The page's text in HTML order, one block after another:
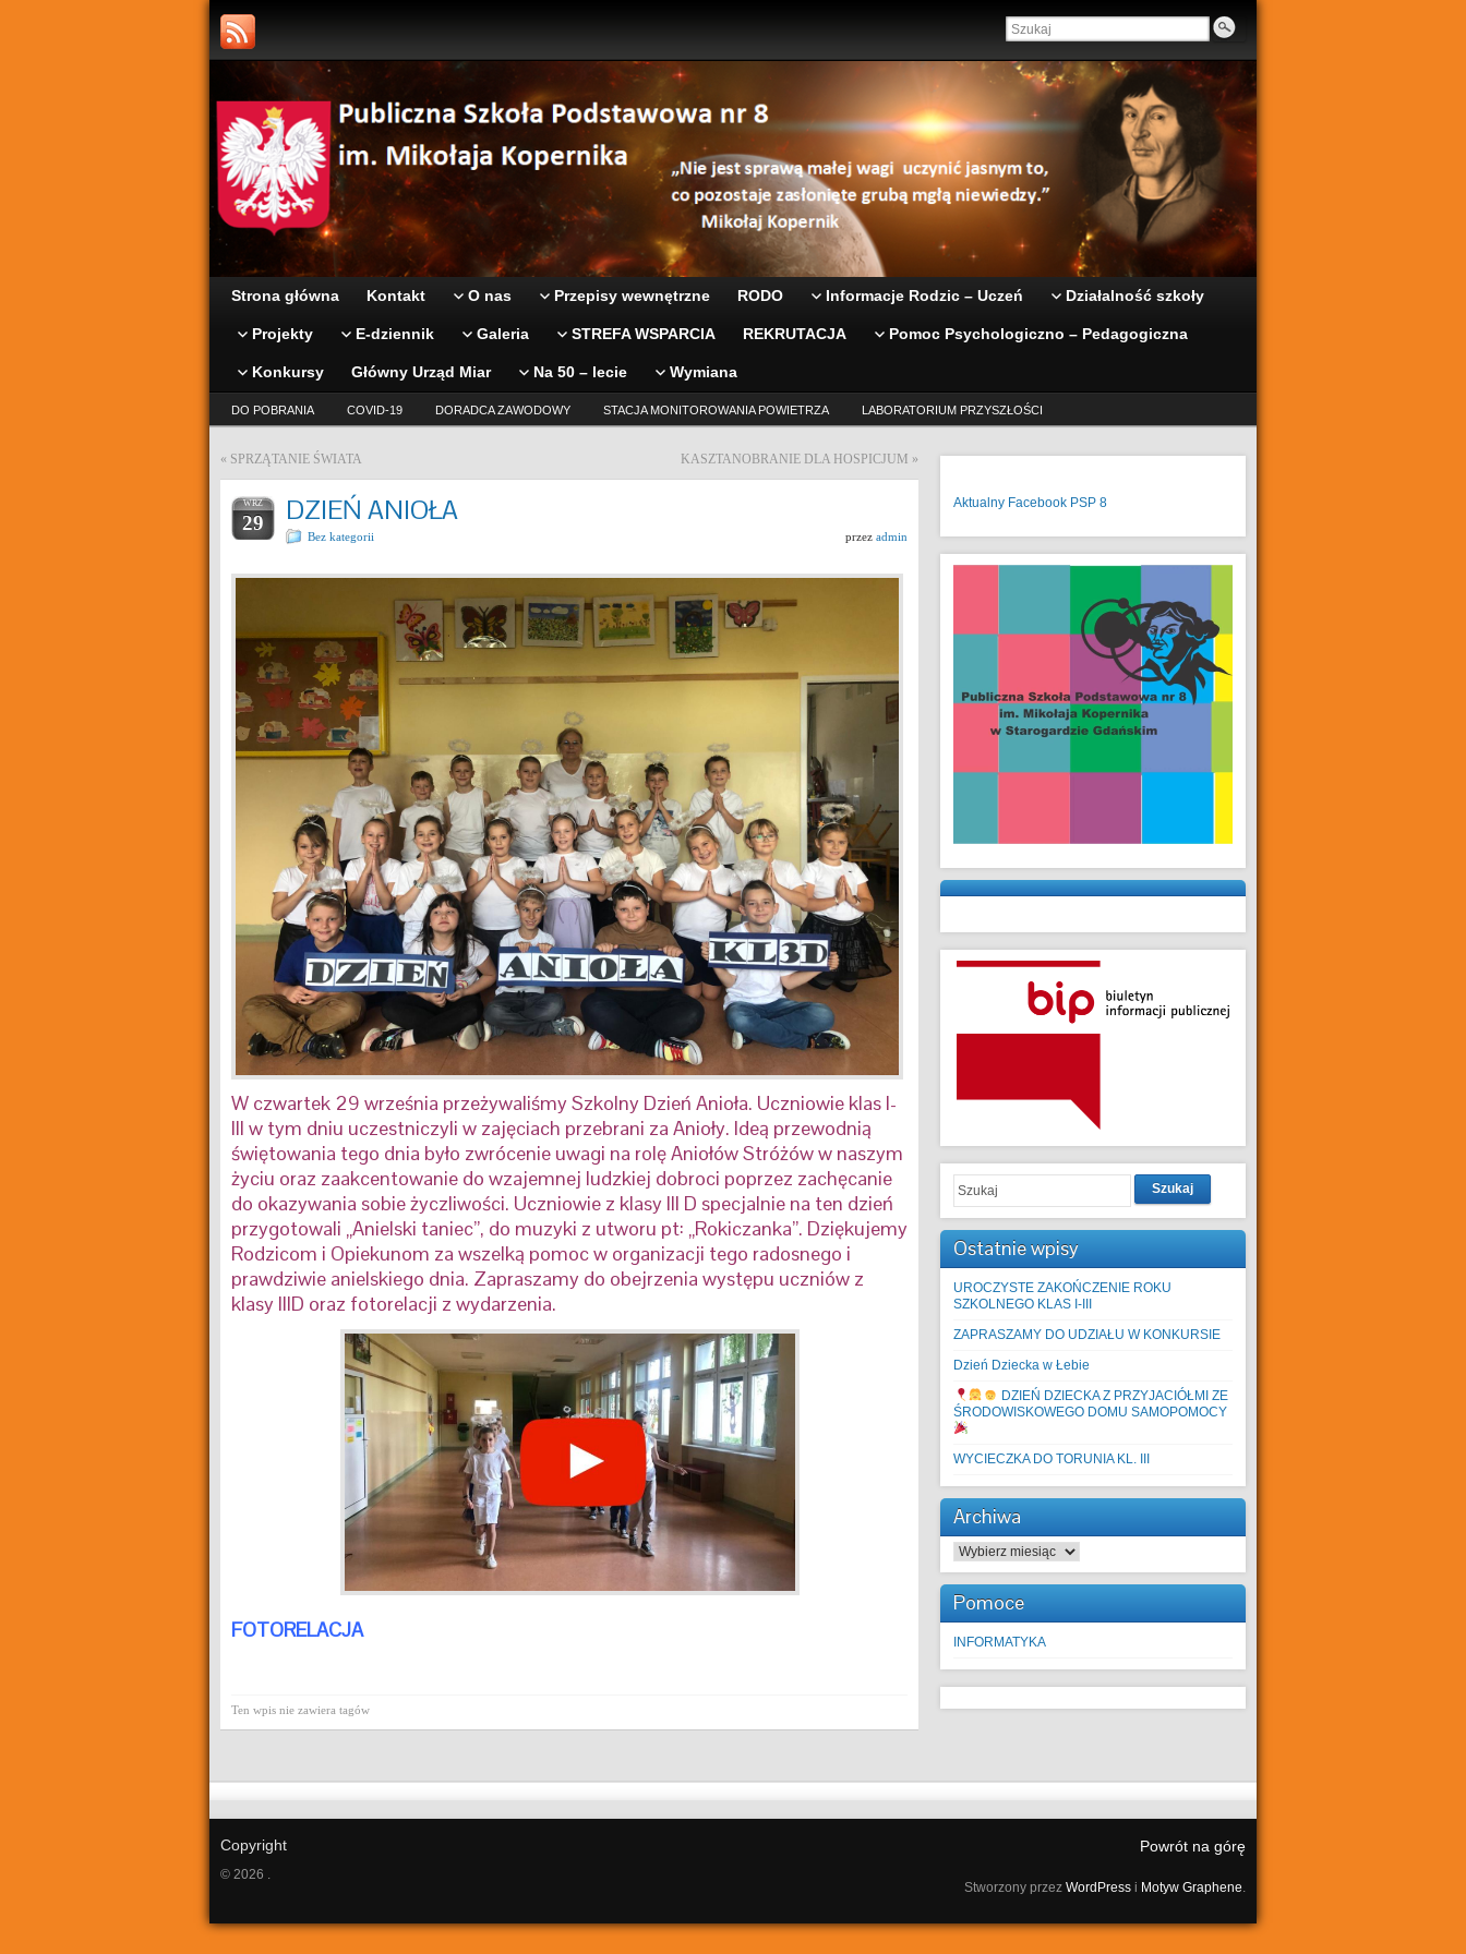
Strona główna Kontakt O nas Przepisy wewnętrzne RODO Informacje Rodzic – Uczeń Działalność szkoły
Projekty E-dziennik Galeria STREFA WSPARCIA REKRUTACJA Pomoc Psychologiczno – Pedagogiczna
Konkursy Główny Urząd Miar Na 50 – lecie Wymiana
DO POBRANIA COVID-19 DORADCA ZAWODOWY STACJA MONITOROWANIA POWIETRZA LABORATORIUM PRZYSZŁOŚCI
« SPRZĄTANIE ŚWIATA KASZTANOBRANIE DLA HOSPICJUM »
WRZ
29 DZIEŃ ANIOŁA
Bez kategorii przez admin
W czwartek 29 września przeżywaliśmy Szkolny Dzień Anioła. Uczniowie klas I-
III w tym dniu uczestniczyli w zajęciach przebrani za Anioły. Ideą przewodnią
świętowania tego dnia było zwrócenie uwagi na rolę Aniołów Stróżów w naszym
życiu oraz zaakcentowanie do wzajemnej ludzkiej dobroci poprzez zachęcanie
do okazywania sobie życzliwości. Uczniowie z klasy III D specjalnie na ten dzień
przygotowali „Anielski taniec”, do muzyki z utworu pt: „Rokiczanka”. Dziękujemy
Rodzicom i Opiekunom za wszelką pomoc w organizacji tego radosnego i
prawdziwie anielskiego dnia. Zapraszamy do obejrzenia występu uczniów z
klasy IIID oraz fotorelacji z wydarzenia.
FOTORELACJA
Ten wpis nie zawiera tagów
Aktualny Facebook PSP 8
Szukaj
Ostatnie wpisy
UROCZYSTE ZAKOŃCZENIE ROKU
SZKOLNEGO KLAS I-III
ZAPRASZAMY DO UDZIAŁU W KONKURSIE
Dzień Dziecka w Łebie
DZIEŃ DZIECKA Z PRZYJACIÓŁMI ZE
ŚRODOWISKOWEGO DOMU SAMOPOMOCY
WYCIECZKA DO TORUNIA KL. III
Archiwa
Archiwa
Pomoce
INFORMATYKA
Copyright
© 2026 .
Powrót na górę
Stworzony przez WordPress i Motyw Graphene